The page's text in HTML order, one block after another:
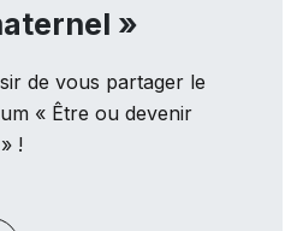
»
de vous partager le
« Être ou devenir
!